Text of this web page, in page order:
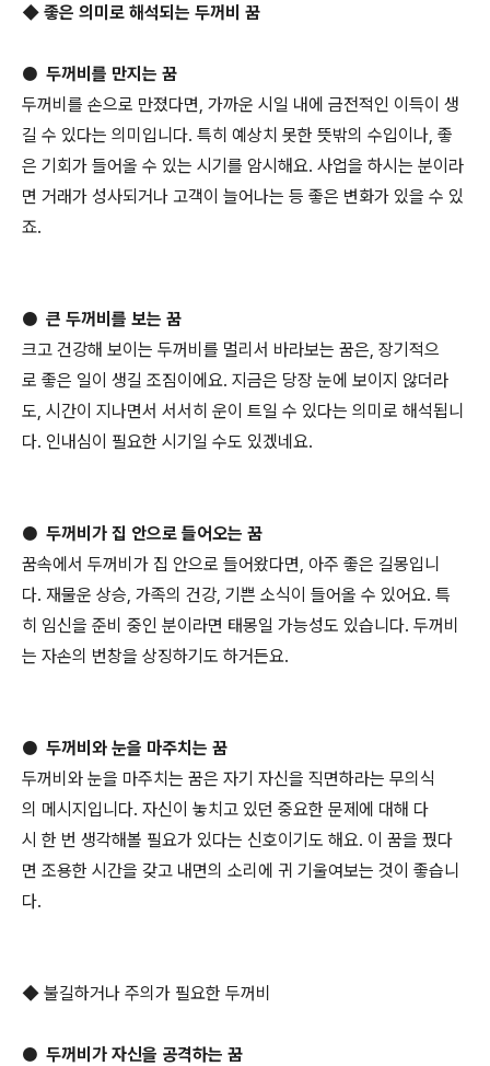
◆ 좋은 의미로 해석되는 두꺼비 꿈
● 두꺼비를 만지는 꿈
두꺼비를 손으로 만졌다면, 가까운 시일 내에 금전적인 이득이 생
길 수 있다는 의미입니다. 특히 예상치 못한 뜻밖의 수입이나, 좋
은 기회가 들어올 수 있는 시기를 암시해요. 사업을 하시는 분이라
면 거래가 성사되거나 고객이 늘어나는 등 좋은 변화가 있을 수 있
죠.
● 큰 두꺼비를 보는 꿈
크고 건강해 보이는 두꺼비를 멀리서 바라보는 꿈은, 장기적으
로 좋은 일이 생길 조짐이에요. 지금은 당장 눈에 보이지 않더라
도, 시간이 지나면서 서서히 운이 트일 수 있다는 의미로 해석됩니
다. 인내심이 필요한 시기일 수도 있겠네요.
● 두꺼비가 집 안으로 들어오는 꿈
꿈속에서 두꺼비가 집 안으로 들어왔다면, 아주 좋은 길몽입니
다. 재물운 상승, 가족의 건강, 기쁜 소식이 들어올 수 있어요. 특
히 임신을 준비 중인 분이라면 태몽일 가능성도 있습니다. 두꺼비
는 자손의 번창을 상징하기도 하거든요.
● 두꺼비와 눈을 마주치는 꿈
두꺼비와 눈을 마주치는 꿈은 자기 자신을 직면하라는 무의식
의 메시지입니다. 자신이 놓치고 있던 중요한 문제에 대해 다
시 한 번 생각해볼 필요가 있다는 신호이기도 해요. 이 꿈을 꿨다
면 조용한 시간을 갖고 내면의 소리에 귀 기울여보는 것이 좋습니
다.
◆ 불길하거나 주의가 필요한 두꺼비
● 두꺼비가 자신을 공격하는 꿈